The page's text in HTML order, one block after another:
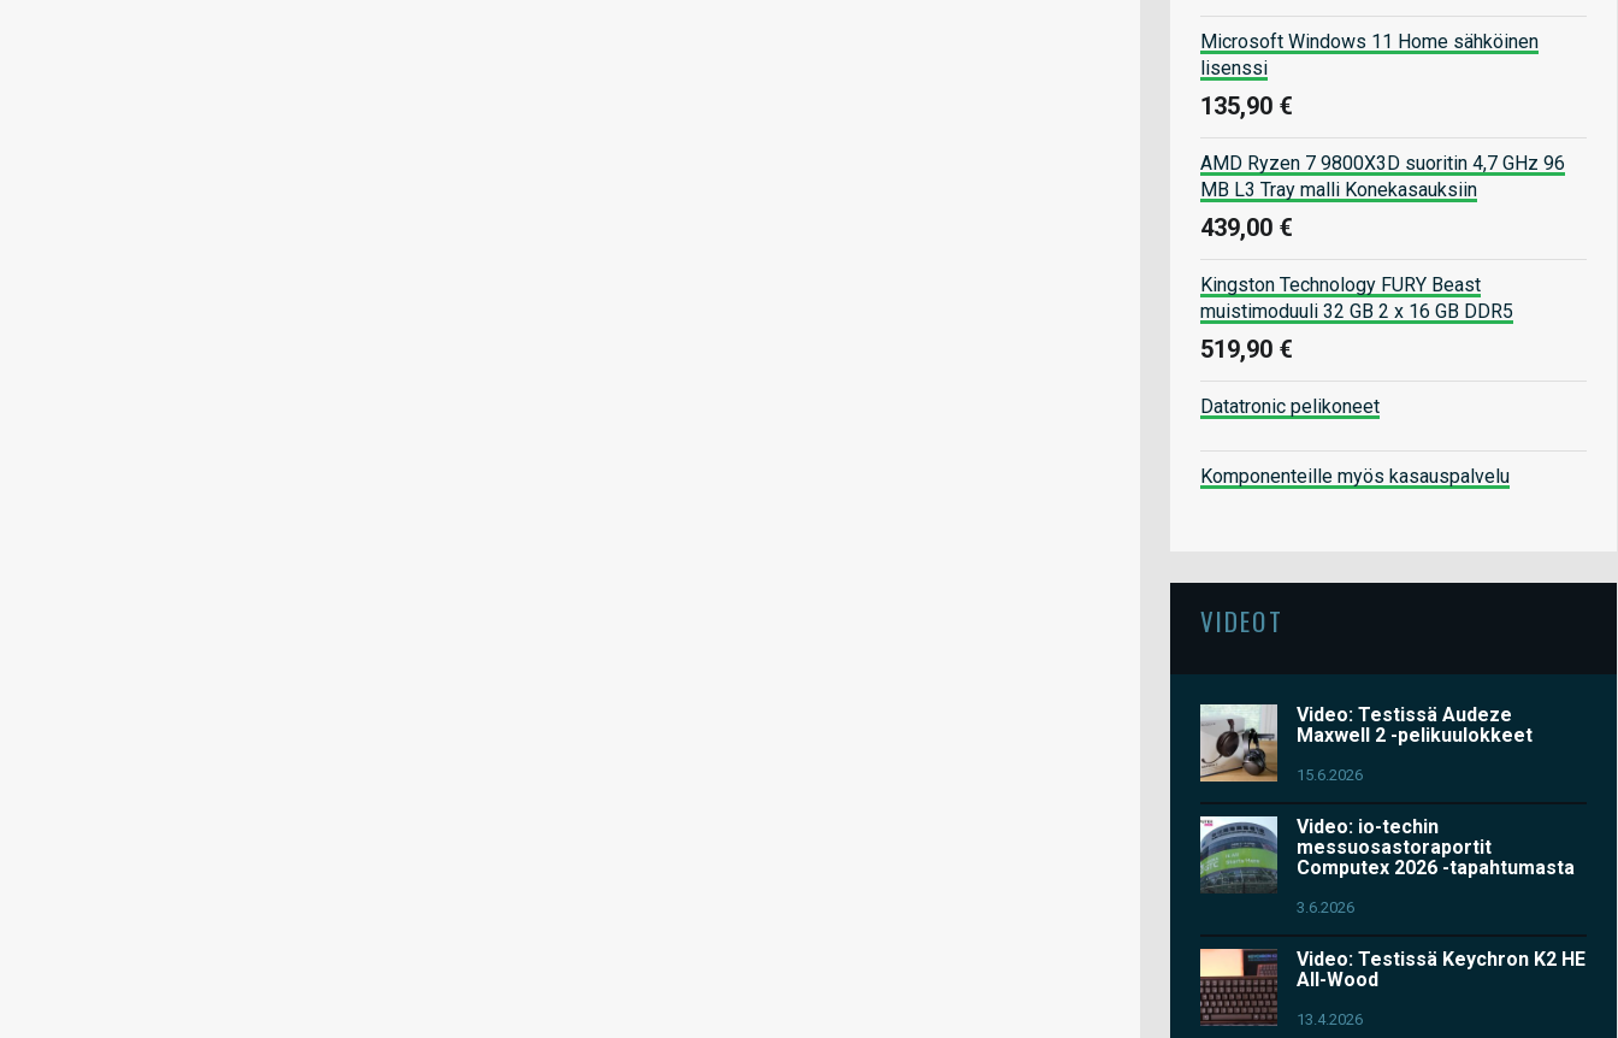
Microsoft Windows 11 Home sähköinen
lisenssi
135,90 €
AMD Ryzen 7 9800X3D suoritin 4,7 GHz 96
MB L3 Tray malli Konekasauksiin
439,00 €
Kingston Technology FURY Beast
muistimoduuli 32 GB 2 x 16 GB DDR5
519,90 €
Datatronic pelikoneet
Komponenteille myös kasauspalvelu
VIDEOT
Video: Testissä Audeze
Maxwell 2 -pelikuulokkeet
15.6.2026
Video: io-techin
messuosastoraportit
Computex 2026 -tapahtumasta
3.6.2026
Video: Testissä Keychron K2 HE
All-Wood
13.4.2026